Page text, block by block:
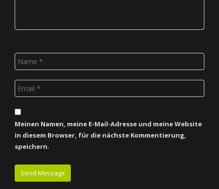
Meinen Namen, meine E-Mail-Adresse und meine Website
in diesem Browser, für die nächste Kommentierung,
speichern.